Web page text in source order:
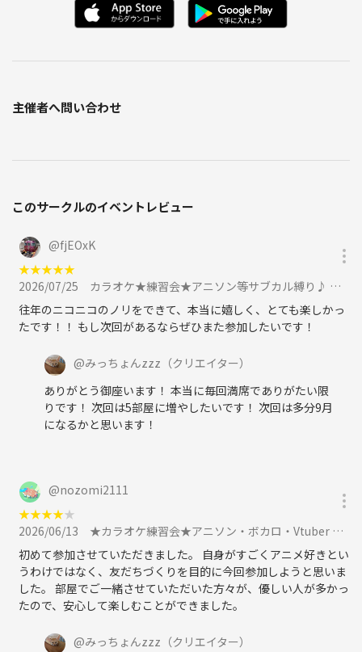
22:30解散
前回は2次会が楽しすぎて
飲みすぎて幹事自身が途中退場して
申し訳なかったです。
その後も残られて最終まで
パーティーが開催され続けたと
後ほど伺います ちょっとホッと
致しました。
今回は気をつけます→今回は19:00までは
★パーティールームにある無料な物
ウォーターサーバー
テレビ2台有り
調理器具一式 グラス 皿あり
★もちろん食べ物飲み物持ち込み可です！
(アルコールも大丈夫です)
目の前にスーパーあり．コンビニ徒歩1分にあり
主催者へ問い合わせ
このサークルのイベントレビュー
@fjEOxK
★★★★★
2026/07/25
カラオケ★練習会★アニソン等サブカル縛り♪ 前回26名参加★ 部屋変えで同じ曲歌うえる！に参加
往年のニコニコのノリをできて、本当に嬉しく、とても楽しかっ
たです！！ もし次回があるならぜひまた参加したいです！
@みっちょんzzz （クリエイター）
ありがとう御座います！ 本当に毎回満席でありがたい限
りです！ 次回は5部屋に増やしたいです！ 次回は多分9月
になるかと思います！
@nozomi2111
★★★★★
2026/06/13
★カラオケ練習会★アニソン・ボカロ・Vtuber サブカル縛り 6月13日土に参加
初めて参加させていただきました。 自身がすごくアニメ好きとい
うわけではなく、友だちづくりを目的に今回参加しようと思いま
した。 部屋でご一緒させていただいた方々が、優しい人が多かっ
たので、安心して楽しむことができました。
@みっちょんzzz （クリエイター）